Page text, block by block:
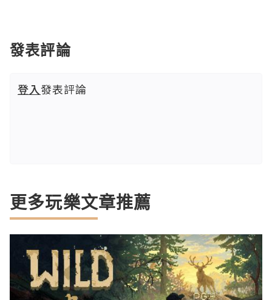
發表評論
登入發表評論
更多玩樂文章推薦